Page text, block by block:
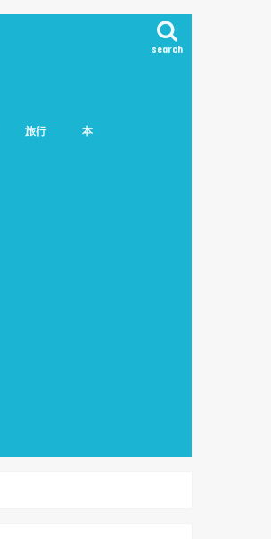
search
旅行 本